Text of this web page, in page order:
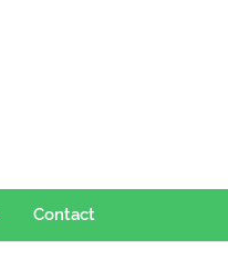
Contact